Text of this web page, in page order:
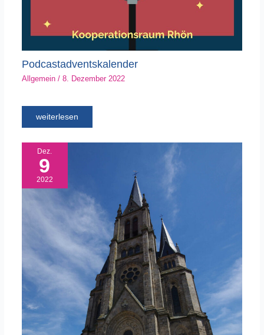
Podcastadventskalender
Allgemein/ 8. Dezember 2022
weiterlesen
Dez.
9
2022